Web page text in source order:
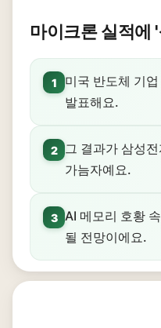
마이크론 실적에
1
미국 반도체 기
발표해요.
2
그 결과가 삼성
가늠자예요.
3 AI 메모리 호황
될 전망이에요.